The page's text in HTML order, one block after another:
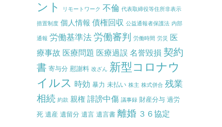
ント
リモートワーク 不倫 代表取締役等住所非表示
措置制度 個人情報 債権回収 公益通報者保護法 内部
通報 労働基準法 労働審判 労働時間 労災
医
療事故 医療問題 医療過誤 名誉毀損 契約
書 寄与分 慰謝料 改ざん 新型コロナウ
イルス 時効 暴力 未払い 株主 株式併合 残業
相続 約款 親権 誹謗中傷 議事録 財産分与 過労
死 遺産 遺留分 遺言 遺言書 離婚 ３６協定